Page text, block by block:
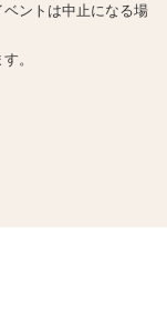
ントは中止になる場
。